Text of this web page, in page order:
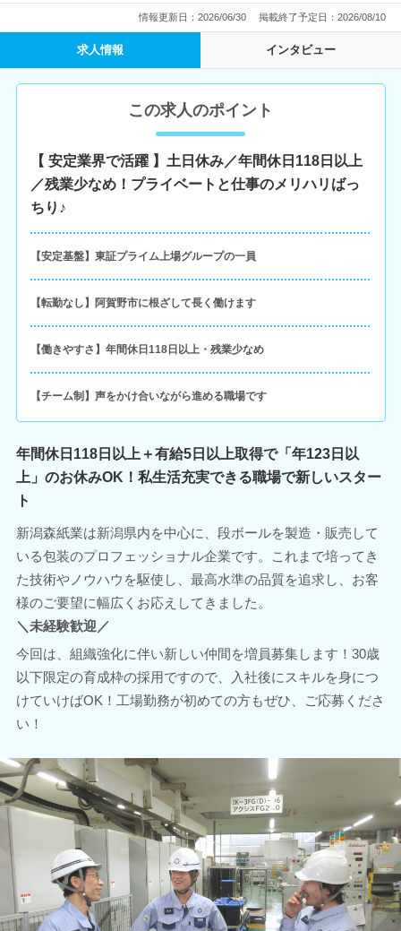
情報更新日：2026/06/30 掲載終了予定日：2026/08/10
求人情報 インタビュー
この求人のポイント
【 安定業界で活躍 】土日休み／年間休日118日以上
／残業少なめ！プライベートと仕事のメリハリばっ
ちり♪
【安定基盤】東証プライム上場グループの一員
【転勤なし】阿賀野市に根ざして長く働けます
【働きやすさ】年間休日118日以上・残業少なめ
【チーム制】声をかけ合いながら進める職場です
年間休日118日以上＋有給5日以上取得で「年123日以
上」のお休みOK！私生活充実できる職場で新しいスター
ト
新潟森紙業は新潟県内を中心に、段ボールを製造・販売して
いる包装のプロフェッショナル企業です。これまで培ってき
た技術やノウハウを駆使し、最高水準の品質を追求し、お客
様のご要望に幅広くお応えしてきました。
＼未経験歓迎／
今回は、組織強化に伴い新しい仲間を増員募集します！30歳
以下限定の育成枠の採用ですので、入社後にスキルを身につ
けていけばOK！工場勤務が初めての方もぜひ、ご応募くださ
い！